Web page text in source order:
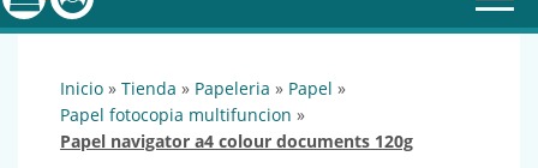
inicio » tienda » papeleria » papel »
papel fotocopia multifuncion »
papel navigator a4 colour documents 120g